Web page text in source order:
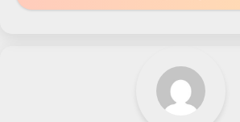
مصرف “جيه بي مورجان” البالغة 820.8 مليار
الفصلي، أعلنت “أوراكل” أن